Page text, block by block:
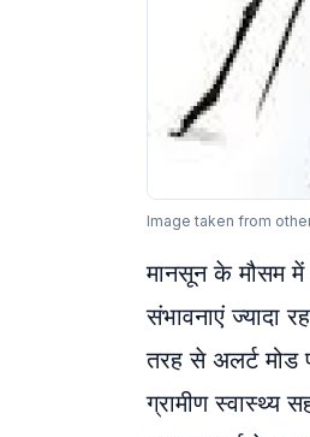
Image taken from
मानसून के मौसम में
संभावनाएं ज्यादा
तरह से अलर्ट
ग्रामीण स्वास्थ्य